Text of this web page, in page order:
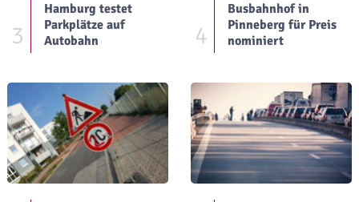
3
Hamburg testet
Parkplätze auf
Autobahn
4
Busbahnhof in
Pinneberg für Preis
nominiert